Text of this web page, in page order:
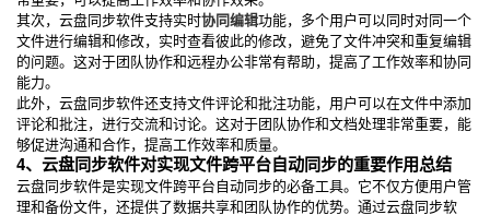
其次，云盘同步软件支持实时协同编辑功能，多个用户可以同时对同一个
文件进行编辑和修改，实时查看彼此的修改，避免了文件冲突和重复编辑
的问题。这对于团队协作和远程办公非常有帮助，提高了工作效率和协同
能力。
此外，云盘同步软件还支持文件评论和批注功能，用户可以在文件中添加
评论和批注，进行交流和讨论。这对于团队协作和文档处理非常重要，能
够促进沟通和合作，提高工作效率和质量。
4、云盘同步软件对实现文件跨平台自动同步的重要作用总结
云盘同步软件是实现文件跨平台自动同步的必备工具。它不仅方便用户管
理和备份文件，还提供了数据共享和团队协作的优势。通过云盘同步软